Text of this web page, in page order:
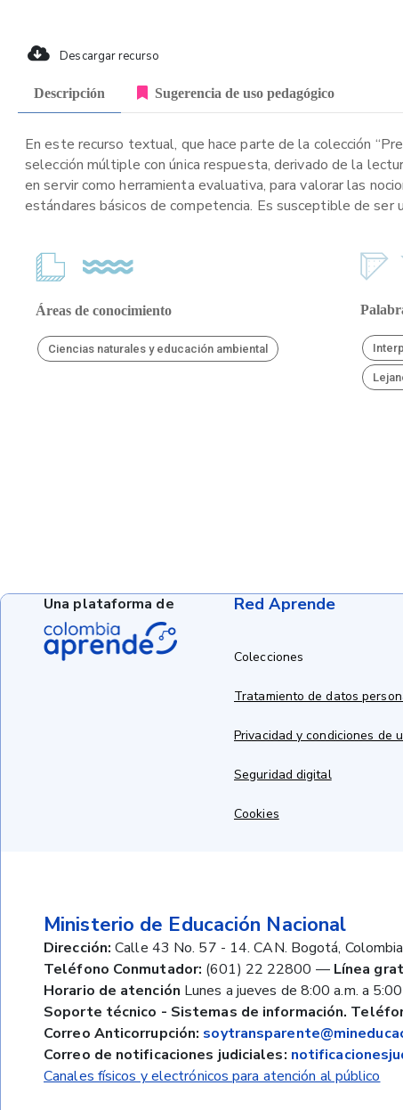
Descargar recurso
Descripción Sugerencia de uso pedagógico
En este recurso textual, que hace parte de la colección
selección múltiple con única respuesta, derivado de la
en servir como herramienta evaluativa, para valorar las
estándares básicos de competencia. Es susceptible de ser
Áreas de conocimiento
Ciencias naturales y educación ambiental
Red Aprende
Colecciones
Tratamiento de datos
Privacidad y condiciones de
Seguridad digital
Cookies
Ministerio de Educación Nacional
Dirección: Calle 43 No. 57 - 14. CAN. Bogotá,
Teléfono Conmutador: (601) 22 22800 — Línea
Horario de atención Lunes a jueves de 8:00 a.m. a
Soporte técnico - Sistemas de información.
Correo Anticorrupción:
Correo de notificaciones judiciales:
Canales físicos y electrónicos para atención al público
Una plataforma de